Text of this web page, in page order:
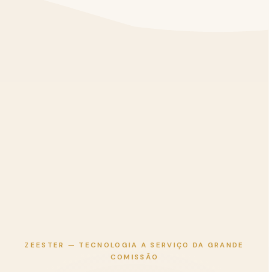
ZEESTER — TECNOLOGIA A SERVIÇO DA GRANDE
COMISSÃO